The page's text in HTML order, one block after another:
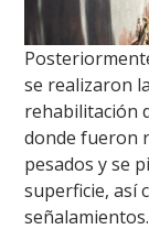
se realizaron
rehabilitación
donde fueron
pesados y se
superficie, así
señalamientos.